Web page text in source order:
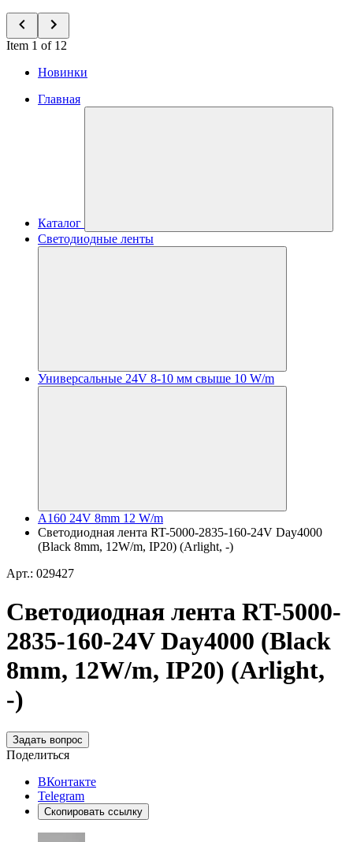
Item 1 of 12
Новинки
Главная
Каталог
Светодиодные ленты
Универсальные 24V 8-10 мм свыше 10 W/m
A160 24V 8mm 12 W/m
Светодиодная лента RT-5000-2835-160-24V Day4000
(Black 8mm, 12W/m, IP20) (Arlight, -)
Арт.: 029427
Светодиодная лента RT-5000-
2835-160-24V Day4000 (Black
8mm, 12W/m, IP20) (Arlight,
-)
Задать вопрос
Поделиться
ВКонтакте
Telegram
Скопировать ссылку